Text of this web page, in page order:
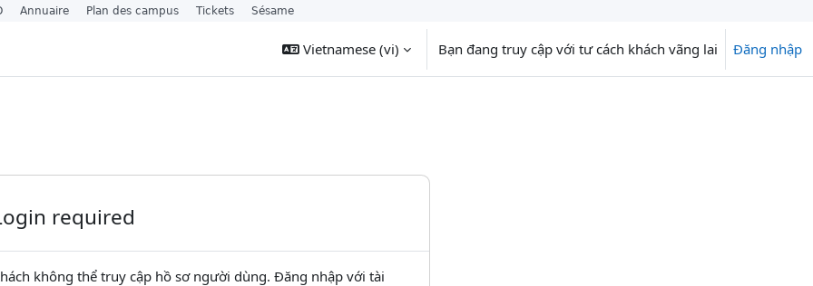
Vietnamese ‎(vi)‎ Bạn đang truy cập với tư cách khách vãng lai Đăng nhập
required
không thể truy cập hồ sơ người dùng. Đăng nhập với tài
Annuaire Plan des campus Tickets Sésame